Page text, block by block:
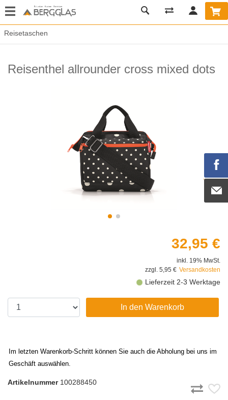
Reisetaschen
Reisenthel allrounder cross mixed dots
32,95 €
inkl. 19% MwSt.
zzgl. 5,95 € Versandkosten
Lieferzeit 2-3 Werktage
In den Warenkorb
Im letzten Warenkorb-Schritt können Sie auch die Abholung bei uns im
Geschäft auswählen.
Artikelnummer100288450